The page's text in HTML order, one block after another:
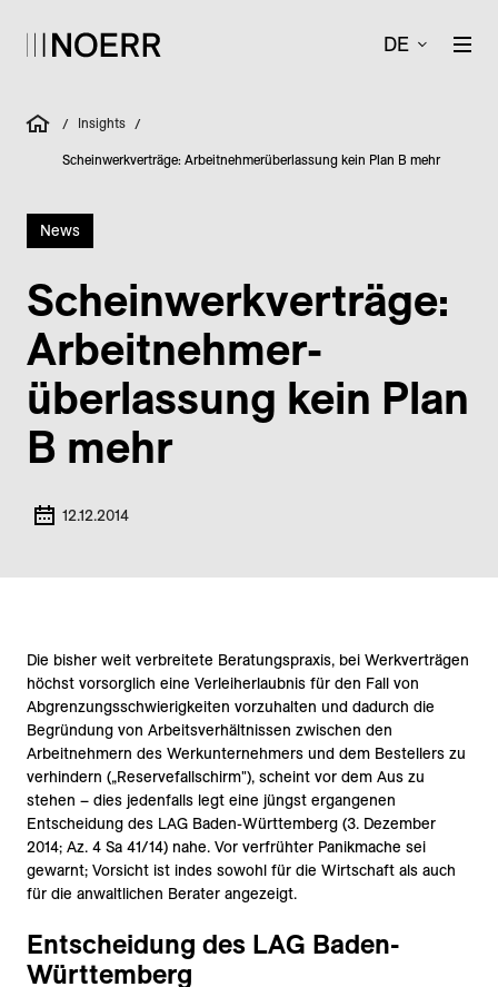
DE
/ Insights /
Scheinwerkverträge: Arbeitnehmerüberlassung kein Plan B mehr
News
Schein­werk­verträge:
Arbeitnehmer­
überlassung kein Plan
B mehr
12.12.2014
Die bisher weit verbreitete Beratungspraxis, bei Werkverträgen
höchst vorsorglich eine Verleiherlaubnis für den Fall von
Abgrenzungsschwierigkeiten vorzuhalten und dadurch die
Begründung von Arbeitsverhältnissen zwischen den
Arbeitnehmern des Werkunternehmers und dem Bestellers zu
verhindern („Reservefallschirm"), scheint vor dem Aus zu
stehen – dies jedenfalls legt eine jüngst ergangenen
Entscheidung des LAG Baden-Württemberg (3. Dezember
2014; Az. 4 Sa 41/14) nahe. Vor verfrühter Panikmache sei
gewarnt; Vorsicht ist indes sowohl für die Wirtschaft als auch
für die anwaltlichen Berater angezeigt.
Entscheidung des LAG Baden-
Württemberg